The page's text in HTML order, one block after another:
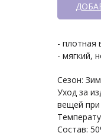
- плотная
- мягкий,
Сезон:
Уход за
вещей
Состав: